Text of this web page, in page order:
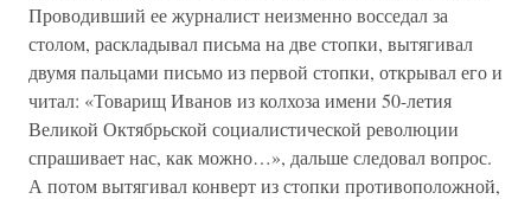
Проводивший ее журналист неизменно восседал за
столом, раскладывал письма на две стопки, вытягивал
двумя пальцами письмо из первой стопки, открывал его и
читал: «Товарищ Иванов из колхоза имени 50-летия
Великой Октябрьской социалистической революции
спрашивает нас, как можно…», дальше следовал вопрос.
А потом вытягивал конверт из стопки противоположной,